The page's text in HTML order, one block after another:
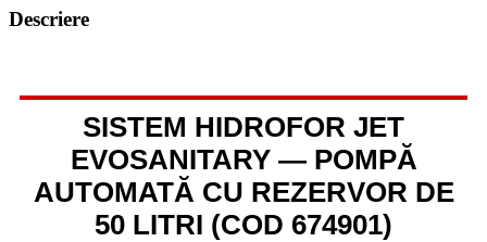
Descriere
SISTEM HIDROFOR JET
EVOSANITARY — POMPĂ
AUTOMATĂ CU REZERVOR DE
50 LITRI (COD 674901)